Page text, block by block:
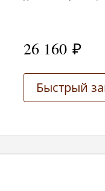
26 160 ₽
Быстрый